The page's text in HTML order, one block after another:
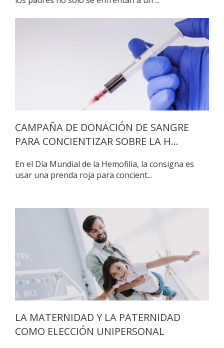
CAMPAÑA DE DONACIÓN DE SANGRE
PARA CONCIENTIZAR SOBRE LA H...
En el Día Mundial de la Hemofilia, la consigna es
usar una prenda roja para concient...
LA MATERNIDAD Y LA PATERNIDAD
COMO ELECCIÓN UNIPERSONAL